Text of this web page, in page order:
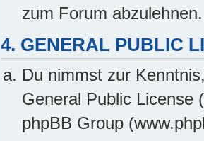
zum Forum abzulehnen.
4. GENERAL PUBLIC
Du nimmst zur
General Public License
phpBB Group